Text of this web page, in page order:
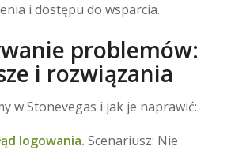
i dostępu do wsparcia.
problemów:
i rozwiązania
w Stonevegas i jak je naprawić:
logowania. Scenariusz: Nie